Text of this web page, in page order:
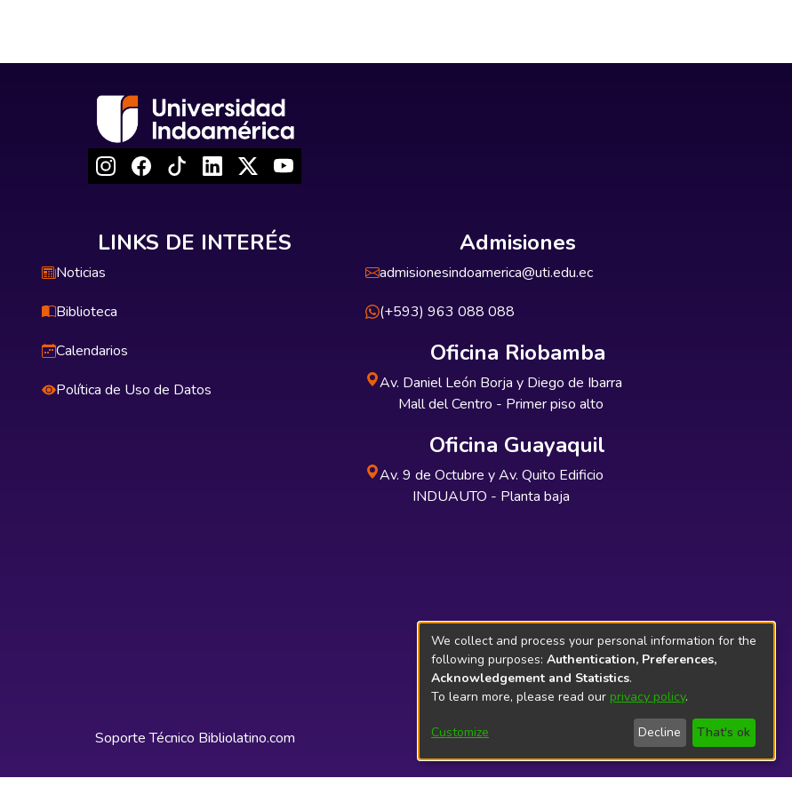
LINKS DE INTERÉS
Noticias
Biblioteca
Calendarios
Política de Uso de Datos
Admisiones
admisionesindoamerica@uti.edu.ec
(+593) 963 088 088
Oficina Riobamba
Av. Daniel León Borja y Diego de Ibarra
Mall del Centro - Primer piso alto
Oficina Guayaquil
Av. 9 de Octubre y Av. Quito Edificio
INDUAUTO - Planta baja
Soporte Técnico Bibliolatino.com
We collect and process your personal information for the
following purposes: Authentication, Preferences,
Acknowledgement and Statistics.
To learn more, please read our privacy policy.
Customize Decline That's ok